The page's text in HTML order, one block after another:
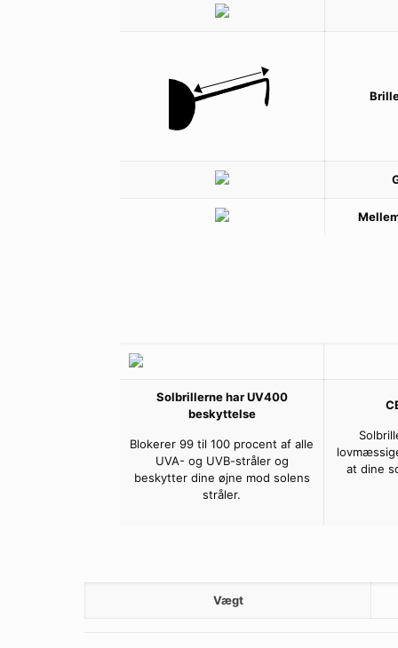
Solbrillerne har UV400
beskyttelse
Blokerer 99 til 100 procent af alle
UVA- og UVB-stråler og
beskytter dine øjne mod solens
stråler.
at dine
Vægt